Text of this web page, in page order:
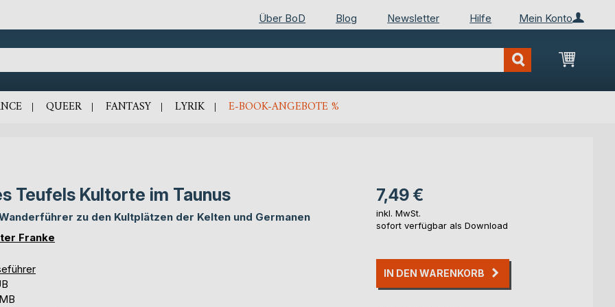
Mein Konto
Über BoD Blog Newsletter Hilfe
Mein
QUEER FANTASY LYRIK E-BOOK-ANGEBOTE %
Teufels Kultorte im Taunus
zu den Kultplätzen der Kelten und Germanen
Franke
7,49 €
inkl. MwSt.
sofort verfügbar als Download
IN DEN WARENKORB